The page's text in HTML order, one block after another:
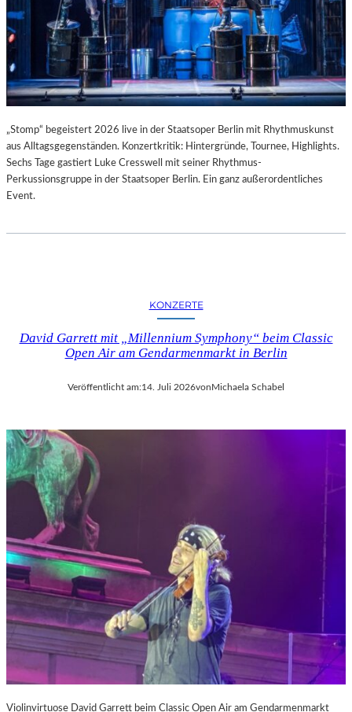
„Stomp“ begeistert 2026 live in der Staatsoper Berlin mit Rhythmuskunst
aus Alltagsgegenständen. Konzertkritik: Hintergründe, Tournee, Highlights.
Sechs Tage gastiert Luke Cresswell mit seiner Rhythmus-
Perkussionsgruppe in der Staatsoper Berlin. Ein ganz außerordentliches
Event.
KONZERTE
David Garrett mit „Millennium Symphony“ beim Classic
Open Air am Gendarmenmarkt in Berlin
Veröffentlicht am:14. Juli 2026vonMichaela Schabel
Violinvirtuose David Garrett beim Classic Open Air am Gendarmenmarkt